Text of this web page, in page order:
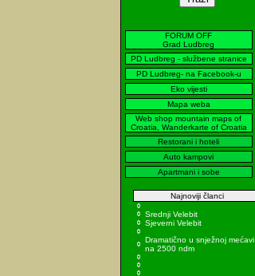
FORUM OFF
Grad Ludbreg
PD Ludbreg - službene stranice
PD Ludbreg- na Facebook-u
Eko vijesti
Mapa weba
Web shop mountain maps of
Croatia, Wanderkarte of Croatia
Restorani i hoteli
Auto kampovi
Apartmani i sobe
Najnoviji članci
Srednji Velebit
Sjeverni Velebit
Dramatično u snježnoj mećavi
na 2500 ndm